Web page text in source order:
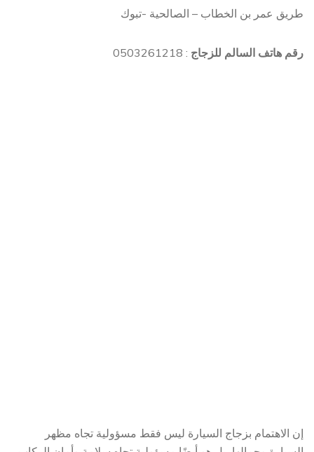
طريق عمر بن الخطاب – الصالحية -تبوك
رقم هاتف السالم للزجاج : 0503261218
إن الاهتمام بزجاج السيارة ليس فقط مسؤولية تجاه مظهر